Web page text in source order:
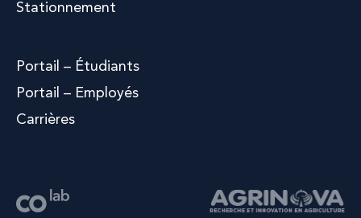
Stationnement
Portail – Étudiants
Portail – Employés
Carrières